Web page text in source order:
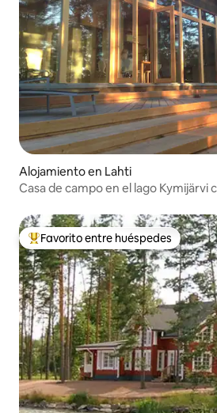
Alojamiento en Lahti
Casa de campo en el lago Kymijärvi
Favorito entre huéspedes preferido
Favorito entre huéspedes